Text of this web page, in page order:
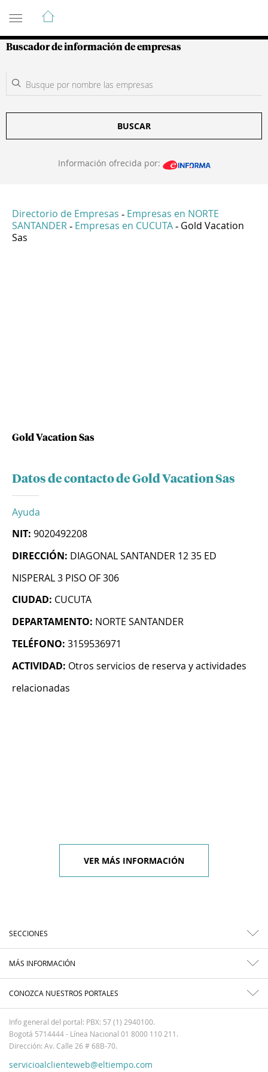
Guía de Empresas Colombianas
Buscador de información de empresas
BUSCAR
Información ofrecida por:
Directorio de Empresas - Empresas en NORTE
SANTANDER - Empresas en CUCUTA - Gold Vacation
Sas
Gold Vacation Sas
Datos de contacto de Gold Vacation Sas
Ayuda
NIT: 9020492208
DIRECCIÓN: DIAGONAL SANTANDER 12 35 ED
NISPERAL 3 PISO OF 306
CIUDAD: CUCUTA
DEPARTAMENTO: NORTE SANTANDER
TELÉFONO: 3159536971
ACTIVIDAD: Otros servicios de reserva y actividades
relacionadas
VER MÁS INFORMACIÓN
SECCIONES
MÁS INFORMACIÓN
CONOZCA NUESTROS PORTALES
Info general del portal: PBX: 57 (1) 2940100.
Bogotá 5714444 - Línea Nacional 01 8000 110 211.
Dirección: Av. Calle 26 # 68B-70.
servicioalclienteweb@eltiempo.com